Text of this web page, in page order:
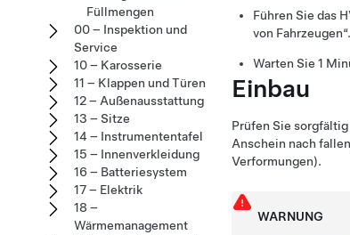
Führen Sie das
von Fahrzeugen“.
Warten Sie 1
Einbau
Prüfen Sie
Anschein nach
Verformungen).
WARNUNG
Füllmengen
00 – Inspektion und
Service
10 – Karosserie
11 – Klappen und Türen
12 – Außenausstattung
13 – Sitze
14 – Instrumententafel
15 – Innenverkleidung
16 – Batteriesystem
17 – Elektrik
18 –
Wärmemanagement